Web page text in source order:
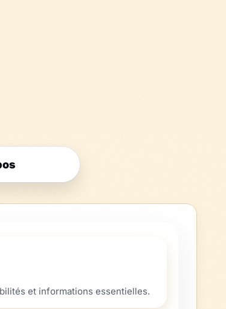
et informations essentielles.